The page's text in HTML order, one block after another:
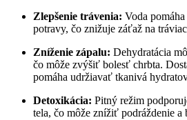
Zlepšenie trávenia: Voda
potravy, čo znižuje záťaž na
Zníženie zápalu: Dehydratácia
čo môže zvýšiť bolesť chrbta.
pomáha udržiavať tkanivá
Detoxikácia: Pitný režim
tela, čo môže znížiť podráždenie a